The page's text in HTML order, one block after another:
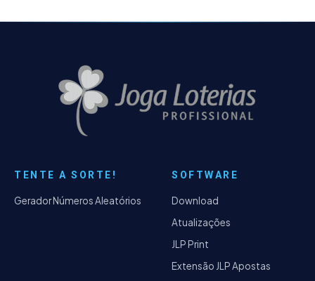
TENTE A SORTE!
Gerador Números Aleatórios
SOFTWARE
Download
Atualizações
JLP Print
Extensão JLP Apostas